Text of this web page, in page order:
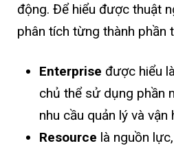
động. Để hiểu được thuật
phân tích từng thành phần
Enterprise được hiểu
chủ thể sử dụng phần
nhu cầu quản lý và vận
Resource là nguồn